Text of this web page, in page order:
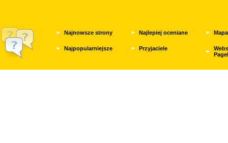
Najnowsze strony Najlepiej oceniane
Najpopularniejsze Przyjaciele